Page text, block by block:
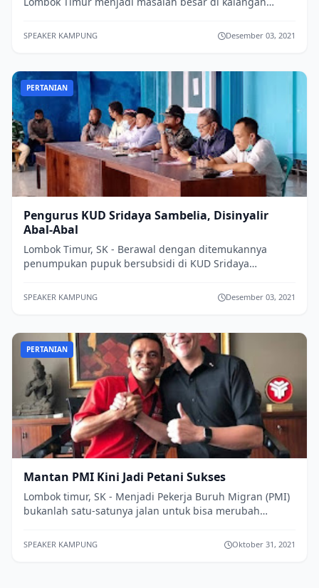
SPEAKER KAMPUNG Desember 03, 2021
PERTANIAN
Pengurus KUD Sridaya Sambelia, Disinyalir
Abal-Abal
Lombok Timur, SK - Berawal dengan ditemukannya
penumpukan pupuk bersubsidi di KUD Sridaya
memuncu...
SPEAKER KAMPUNG Desember 03, 2021
PERTANIAN
Mantan PMI Kini Jadi Petani Sukses
Lombok timur, SK - Menjadi Pekerja Buruh Migran (PMI)
bukanlah satu-satunya jalan untuk bisa merubah
SPEAKER KAMPUNG Oktober 31, 2021